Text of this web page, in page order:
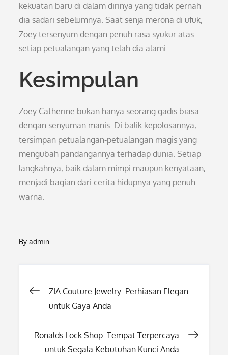
kekuatan baru di dalam dirinya yang tidak pernah
dia sadari sebelumnya. Saat senja merona di ufuk,
Zoey tersenyum dengan penuh rasa syukur atas
setiap petualangan yang telah dia alami.
Kesimpulan
Zoey Catherine bukan hanya seorang gadis biasa
dengan senyuman manis. Di balik kepolosannya,
tersimpan petualangan-petualangan magis yang
mengubah pandangannya terhadap dunia. Setiap
langkahnya, baik dalam mimpi maupun kenyataan,
menjadi bagian dari cerita hidupnya yang penuh
warna.
Byadmin
Post
ZIA Couture Jewelry: Perhiasan Elegan
untuk Gaya Anda
Ronalds Lock Shop: Tempat Terpercaya
untuk Segala Kebutuhan Kunci Anda